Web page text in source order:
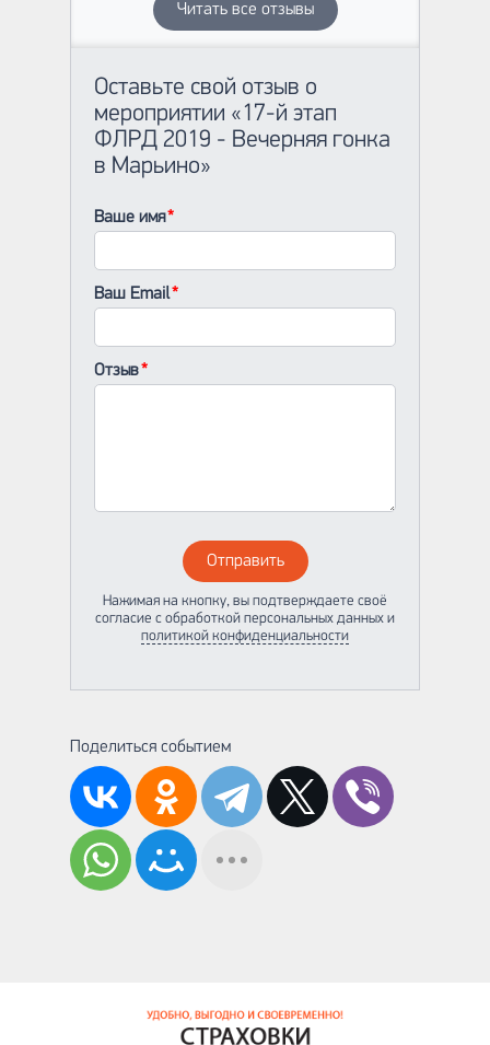
Читать все отзывы
Оставьте свой отзыв о
мероприятии «17-й этап
ФЛРД 2019 - Вечерняя гонка
в Марьино»
Ваше имя
Ваш Email
Отзыв
Отправить
Нажимая на кнопку, вы подтверждаете своё
согласие с обработкой персональных данных и
политикой конфиденциальности
Поделиться событием